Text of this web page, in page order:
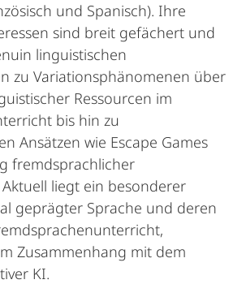
und Spanisch). Ihre
sind breit gefächert und
linguistischen
zu Variationsphänomenen über
Ressourcen im
bis hin zu
Ansätzen wie Escape Games
fremdsprachlicher
liegt ein besonderer
geprägter Sprache und deren
Zusammenhang mit dem
KI.